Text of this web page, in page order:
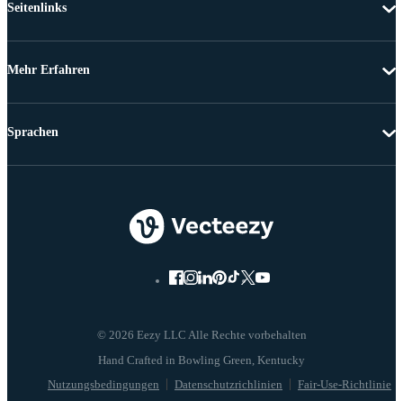
Seitenlinks
Mehr Erfahren
© 2026 Eezy LLC Alle Rechte vorbehalten
Nutzungsbedingungen Datenschutzrichlinien Fair-Use-Richtlinie
Sprachen